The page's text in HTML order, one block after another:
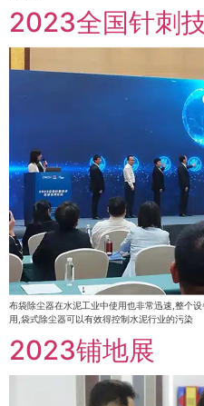
2023全国针刺
布袋除尘器在水泥工业中使用也非常迅速,整个
用,袋式除尘器可以有效得控制水泥行业的污染
2023铺地展